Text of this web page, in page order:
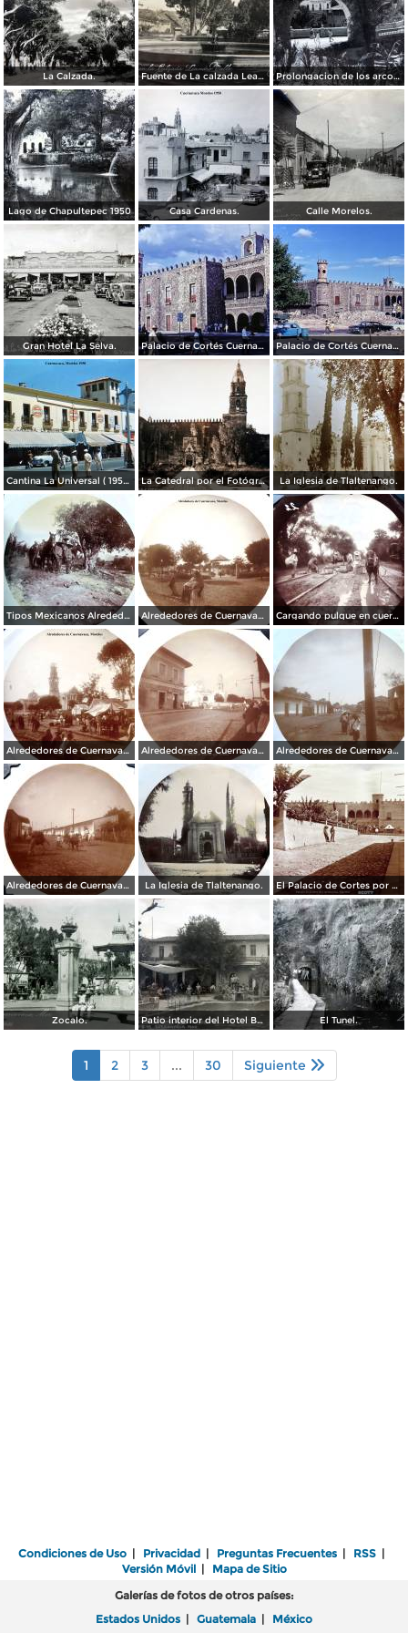
La Calzada. Fuente de La calzada Leandro Valle. Prolongacion de los arcos de Guadalupe.
Lago de Chapultepec 1950 Casa Cardenas. Calle Morelos.
Gran Hotel La Selva. Palacio de Cortés Cuernavaca Morelos 1967 Palacio de Cortés Cuernavaca Morelos 1967
Cantina La Universal ( 1950 ). La Catedral por el Fotógrafo Hugo Brehme. La Iglesia de Tlaltenango.
Tipos Mexicanos Alrededores de Cuernavaca Morelos.. Alrededores de Cuernavaca Morelos. Cargando pulque en cueros de puerco Alrededores de Cuernavaca Morelos.
Alrededores de Cuernavaca Morelos. Alrededores de Cuernavaca Morelos. Alrededores de Cuernavaca Morelos.
Alrededores de Cuernavaca Morelos. La Iglesia de Tlaltenango. El Palacio de Cortes por el Fotógrafo Windfield Scott.
Zocalo. Patio interior del Hotel Banos y Lido, El Tunel.
1 2 3 ... 30 Siguiente
Condiciones de Uso | Privacidad | Preguntas Frecuentes | RSS |
Versión Móvil| Mapa de Sitio
Galerías de fotos de otros países:
Estados Unidos | Guatemala | México